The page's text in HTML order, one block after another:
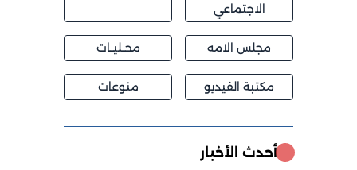
الاجتماعي
مجلس الامه محــليــات
مكتبة الفيديو منوعات
أحدث الأخبار